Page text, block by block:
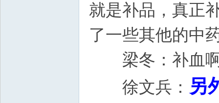
就是补品，真正
了一些其他的中
梁冬：补血啊
徐文兵： 另